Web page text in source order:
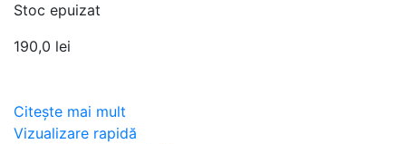
Stoc epuizat
190,0 lei
Citește mai mult
Vizualizare rapidă